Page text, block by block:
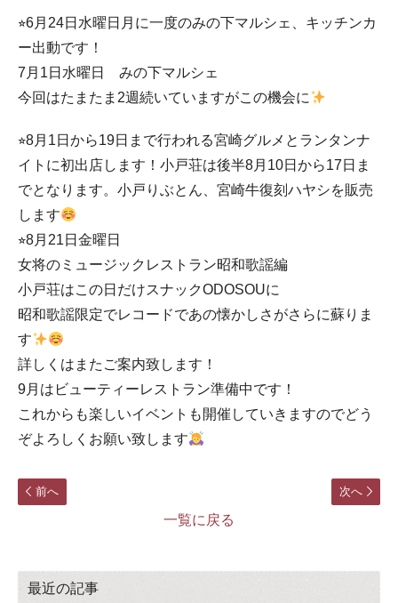
⭐︎6月24日水曜日月に一度のみの下マルシェ、キッチンカ
ー出動です！
7月1日水曜日 みの下マルシェ
今回はたまたま2週続いていますがこの機会に
⭐︎8月1日から19日まで行われる宮崎グルメとランタンナ
イトに初出店します！小戸荘は後半8月10日から17日ま
でとなります。小戸りぶとん、宮崎牛復刻ハヤシを販売
します
⭐︎8月21日金曜日
女将のミュージックレストラン昭和歌謡編
小戸荘はこの日だけスナックODOSOUに
昭和歌謡限定でレコードであの懐かしさがさらに蘇りま
す
詳しくはまたご案内致します！
9月はビューティーレストラン準備中です！
これからも楽しいイベントも開催していきますのでどう
ぞよろしくお願い致します
次へ
前へ
一覧に戻る
最近の記事